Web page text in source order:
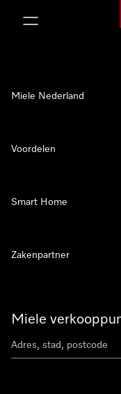
Miele
Miele Nederland
Voordelen
Smart Home
Zakenpartner